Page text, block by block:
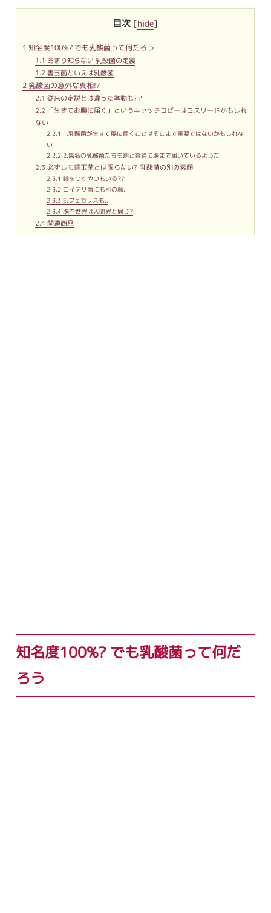
目次 [hide]
1 知名度100%? でも乳酸菌って何だろう
1.1 あまり知らない 乳酸菌の定義
1.2 善玉菌といえば乳酸菌
2乳酸菌の意外な真相!?
2.1 従来の定説とは違った挙動も??
2.2 「生きてお腹に届く」というキャッチコピーはミスリードかもしれ
ない
2.2.1 1.乳酸菌が生きて腸に届くことはそこまで重要ではないかもしれな
い
2.2.2 2.無名の乳酸菌たちも割と普通に腸まで届いているようだ
2.3 必ずしも善玉菌とは限らない? 乳酸菌の別の素顔
2.3.1 嘘をつくやつもいる??
2.3.2 ロイテリ菌にも別の顔..
2.3.3 E.フェカリスも..
2.3.4 腸内世界は人間界と同じ?
2.4 関連商品
知名度100%? でも乳酸菌って何だ
ろう